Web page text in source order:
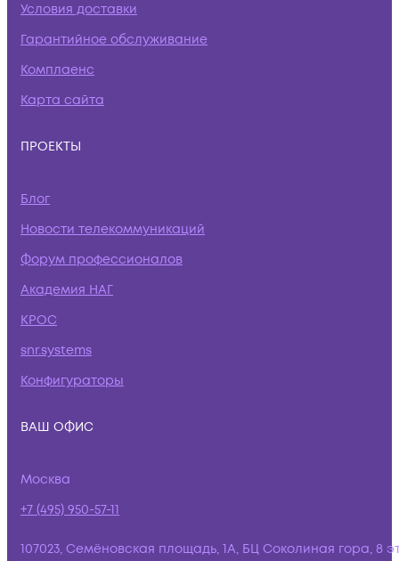
Условия доставки
Гарантийное обслуживание
Комплаенс
Карта сайта
ПРОЕКТЫ
Блог
Новости телекоммуникаций
Форум профессионалов
Академия НАГ
КРОС
snr.systems
Конфигураторы
ВАШ ОФИС
Москва
+7 (495) 950-57-11
107023, Семёновская площадь, 1А, БЦ Соколиная гора, 8